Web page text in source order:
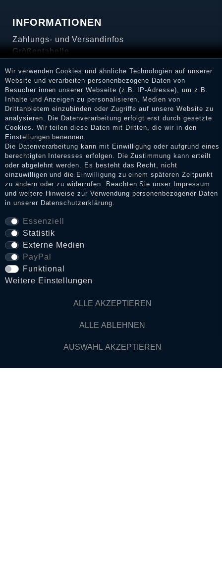
INFORMATIONEN
Zahlungs- und Versandinfos
Größentabelle
SERVICE
FAQ
Retourenabwicklung
SERVICE-HOTLINE
+49 (0)201 / 559 718 6
Mo. - Sa.: 11.00 Uhr bis 19.00 Uhr
BLEIB' VERBUNDEN
Like uns bei Facebook
Abonniere uns bei Whatsapp
Abonniere uns bei Telegram
1ehemaliger eigener Verkaufspreis innerhalb der letzten 30
Tage vor der Anwendung der Preisermäßigung
andere Länder und Informationen zur Berechnung des
innerhalb Deutschlands ab 50€ Bestellwert
* inkl. gesetzl. MwSt. zzgl.Versandkosten ⧉
Dienstleister SHOPVOTE und SHOPAUSKUNFT Bewertungen.
Wir verwenden Cookies und ähnliche Technologien auf unserer
Website und verarbeiten personenbezogene Daten von
Besucher:innen unserer Webseite (z.B. IP-Adresse), um z.B.
Inhalte und Anzeigen zu personalisieren, Medien von
Drittanbietern einzubinden oder Zugriffe auf unsere Website zu
analysieren. Die Datenverarbeitung erfolgt erst durch gesetzte
Cookies. Wir teilen diese Daten mit Dritten, die wir in den
Einstellungen benennen.
Die Datenverarbeitung kann mit Einwilligung oder aufgrund eines
berechtigten Interesses erfolgen. Die Zustimmung kann erteilt
oder abgelehnt werden. Es besteht das Recht, nicht
einzuwilligen und die Einwilligung zu einem späteren Zeitpunkt
zu ändern oder zu widerrufen. Beachten Sie unser
Impressum
und weitere Hinweise zur Verwendung personenbezogener Daten
in unserer Daten­schutz­erklärung.
Essenziell
Statistik
Externe Medien
PayPal
Funktional
Weitere Einstellungen
ALLE AKZEPTIEREN
ALLE ABLEHNEN
AUSWAHL AKZEPTIEREN